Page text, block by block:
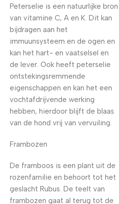
Peterselie is een natuurlijke bron
van vitamine C, A en K. Dit kan
bijdragen aan het
immuunsysteem en de ogen en
kan het hart- en vaatselsel en
de lever. Ook heeft peterselie
ontstekingsremmende
eigenschappen en kan het een
vochtafdrijvende werking
hebben, hierdoor blijft de blaas
van de hond vrij van vervuiling.
Frambozen
De framboos is een plant uit de
rozenfamilie en behoort tot het
geslacht Rubus. De teelt van
frambozen gaat al terug tot de